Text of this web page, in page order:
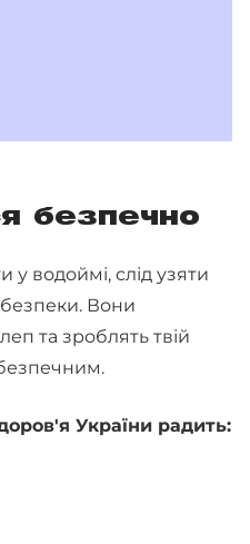
безпечно
водоймі, слід узяти
Вони
та зроблять твій
України радить: